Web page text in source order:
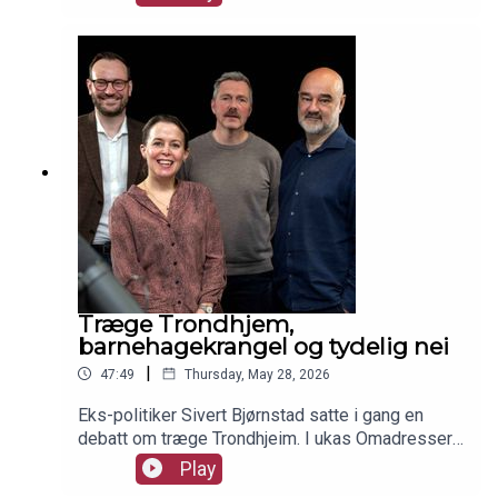
skandalen. I studio er Siv Sandvik, Terje Eidsvåg
Træge Trondhjem,
barnehagekrangel og tydelig nei
47:49 | Thursday, May 28, 2026
Eks-politiker Sivert Bjørnstad satte i gang en
debatt om træge Trondhjeim. I ukas Omadressert
utdyper han. I tillegg gir han den politske ledelsen
i byen et spark bak. Er det forresten han som blir
Play